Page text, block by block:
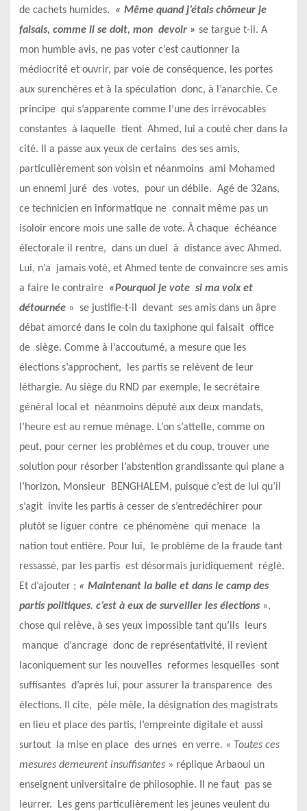
de cachets humides. « Même quand j’étais chômeur je
faisais, comme il se doit, mon devoir » se targue t-il. A
mon humble avis, ne pas voter c’est cautionner la
médiocrité et ouvrir, par voie de conséquence, les portes
aux surenchères et à la spéculation donc, à l’anarchie. Ce
principe qui s’apparente comme l’une des irrévocables
constantes à laquelle tient Ahmed, lui a couté cher dans la
cité. Il a passe aux yeux de certains des ses amis,
particulièrement son voisin et néanmoins ami Mohamed
un ennemi juré des votes, pour un débile. Agé de 32ans,
ce technicien en informatique ne connait même pas un
isoloir encore mois une salle de vote. À chaque échéance
électorale il rentre, dans un duel à distance avec Ahmed.
Lui, n’a jamais voté, et Ahmed tente de convaincre ses amis
a faire le contraire «Pourquoi je vote si ma voix et
détournée» se justifie-t-il devant ses amis dans un âpre
débat amorcé dans le coin du taxiphone qui faisait office
de siège. Comme à l’accoutumé, a mesure que les
élections s’approchent, les partis se relèvent de leur
léthargie. Au siège du RND par exemple, le secrétaire
général local et néanmoins député aux deux mandats,
l’heure est au remue ménage. L’on s’attelle, comme on
peut, pour cerner les problèmes et du coup, trouver une
solution pour résorber l’abstention grandissante qui plane a
l’horizon, Monsieur BENGHALEM, puisque c’est de lui qu’il
s’agit invite les partis à cesser de s’entredéchirer pour
plutôt se liguer contre ce phénomène qui menace la
nation tout entière. Pour lui, le problème de la fraude tant
ressassé, par les partis est désormais juridiquement réglé.
Et d’ajouter ; « Maintenant la balle et dans le camp des
partis politiques. c’est à eux de surveiller les élections »,
chose qui relève, à ses yeux impossible tant qu’ils leurs
manque d’ancrage donc de représentativité, il revient
laconiquement sur les nouvelles reformes lesquelles sont
suffisantes d’après lui, pour assurer la transparence des
élections. Il cite, pèle mêle, la désignation des magistrats
en lieu et place des partis, l’empreinte digitale et aussi
surtout la mise en place des urnes en verre. « Toutes ces
mesures demeurent insuffisantes» réplique Arbaoui un
enseignent universitaire de philosophie. Il ne faut pas se
leurrer. Les gens particulièrement les jeunes veulent du